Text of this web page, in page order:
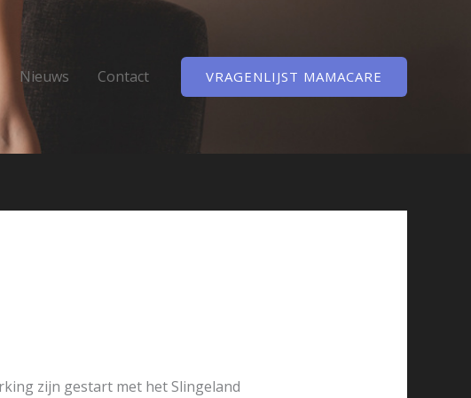
Nieuws Contact VRAGENLIJST MAMACARE
zijn gestart met het Slingeland